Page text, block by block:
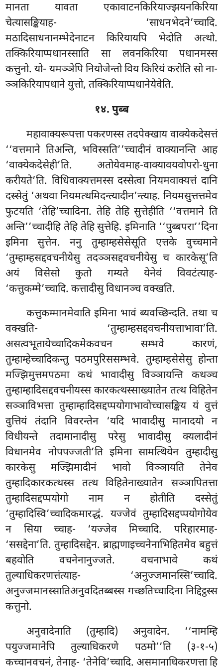
मानता यावता एकावाटनकिरियाज्झयनकिरिया
चेत्यासङ्कियाह- ‘साधनभेदने’च्चादि.
मठादिसाधनानम्भेदेनाटन किरियायपि भेदोति अत्थो.
तक्किरियाप्पधानस्साति सा लवनकिरिया पधानमस्स
कत्तुनो. यो- यमञ्ञेपि नियोजेन्तो विय किरियं करोति सो ना-
ञ्ञकिरियापधाने युत्तो, तक्किरियाप्पधानेयेवेति.
१४. पुब्ब
महावाक्यरूपत्तापकरणस्स तदपेक्खाय वाक्येकदेसत्तं
‘‘वत्तमाने तिअन्ति, भविस्सति’’च्चादीनं वाक्यानन्ति आह
‘वाक्येकदेसेही’ति. अतोयेवमाह-वाक्यावयवोपरो-धुना
करीयते’ति. विधिवाक्यत्तमस्स दस्सेत्वा नियमवाक्यत्तं दानि
दस्सेतुं ‘अथवा नियमत्थमिदन्त्यादीन’न्त्याह. नियमसुत्तत्तमेव
फुटयति ‘तेहि’च्चादिना. तेहि तेहि सुत्तेहीति ‘‘वत्तमाने ति
अन्ति’’च्चादीहि तेहि तेहि सुत्तेहि. इमिनाति ‘‘पुब्बपरा’’दिना
इमिना सुत्तेन. ननु तुम्हाम्हसेसेसूति एत्तके वुच्चमाने
‘तुम्हाम्हसद्दवचनीयेसु तदञ्ञसद्दवचनीयेसु च कारकेसू’ति
अयं विसेसो कुतो गम्यते येनेवं विवटंत्याह-
‘कत्तुकम्मे’च्चादि. कत्तादीसु विधानञ्च वक्खति.
कत्तुकम्मानमेवाति इमिना भावं ब्यवच्छिन्दति. तथा च
वक्खति- ‘तुम्हाम्हसद्दवचनीयत्ताभावा’ति.
असत्वभूतायेच्चादिकमेकवचन सम्भवे कारणं,
तुम्हाम्हेच्चादिकन्तु पठमपुरिससम्भवे. तुम्हाम्हसेसेसु होन्ता
मज्झिमुत्तमपठमा कथं भावादीसु विञ्ञायन्ति कथञ्च
तुम्हाम्हादिसद्दवचनीयस्स कारकत्थस्साख्यातेन तत्थ विहितेन
सञ्ञाविभत्ता तुम्हाम्हादिसद्दप्पयोगाभावोच्चासङ्किय यं वुत्तं
वुत्तियं तंदानि विवरन्तेन ‘यदि भावादीसु मानादयो न
विधीयन्ते तदामानादीसु परेसु भावादीसु क्यलादीनं
विधानमेव नोपपज्जती’ति इमिना सामत्थियेन तुम्हादीसु
कारकेसु मज्झिमादीनं भावो विञ्ञायति तेनेव
तुम्हादिकारकत्थस्स तत्थ विहितेनाख्यातेन सञ्ञापितत्ता
तुम्हादिसद्दप्पयोगो नाम न होतीति दस्सेतुं
‘तुम्हादिस्वि’च्चादिकमारद्धं. यज्जेवं तुम्हादिसद्दप्पयोगोयेव
न सिया च्चाह- ‘यज्जेव मिच्चादि. परिहारमाह-
‘ससद्देना’ति. तुम्हादिसद्देन. ब्राह्मणाइच्चनेनाभिहितमेव बहुत्तं
बहवोति वचनेनानुज्जते. वचनाभावे कथं
तुल्याधिकरणत्तंत्याह- ‘अनुज्जमानस्सि’च्चादि.
अनुज्जमानस्सातिअनुवदितब्बस्स गच्छतिच्चादिना निद्दिट्ठस्स
कत्तुनो.
अनुवादेनाति (तुम्हादि) अनुवादेन. ‘‘नामम्हि
पयुज्जमानेपि तुल्याधिकरणे पठमो’’ति (३-१-५)
कच्चानवचनं, तेनाह- ‘तेनेवि’च्चादि. असमानाधिकरणत्ता हि